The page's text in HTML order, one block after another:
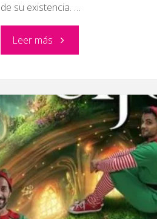
de su existencia. …
Leer más "Teatro:
Negra"